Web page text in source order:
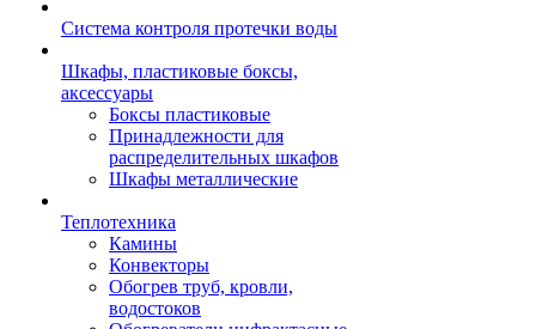
Система контроля протечки воды
Шкафы, пластиковые боксы,
аксессуары
Боксы пластиковые
Принадлежности для
распределительных шкафов
Шкафы металлические
Теплотехника
Камины
Конвекторы
Обогрев труб, кровли,
водостоков